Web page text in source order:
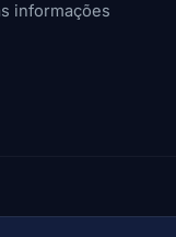
informações